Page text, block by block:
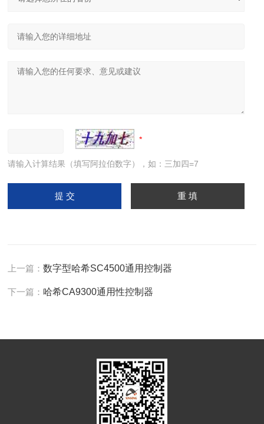
请输入计算结果（填写阿拉伯数字），如：三加四=7
上一篇：数字型哈希SC4500通用控制器
下一篇： 哈希CA9300通用性控制器